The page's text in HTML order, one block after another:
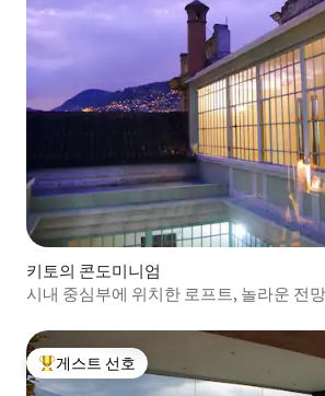
키토의 콘도미니엄
시내 중심부에 위치한 로프트, 놀라운 전
상위 게스트 선호
게스트 선호